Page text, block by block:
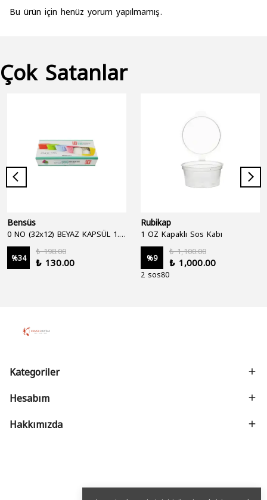
Bu ürün için henüz yorum yapılmamış.
Çok Satanlar
Bensüs
%34
₺ 198.00
₺ 130.00
Rubikap
1 OZ Kapaklı Sos Kabı
%9
₺ 1,100.00
₺ 1,000.00
2 sos80
Kategoriler
Hesabım
Hakkımızda